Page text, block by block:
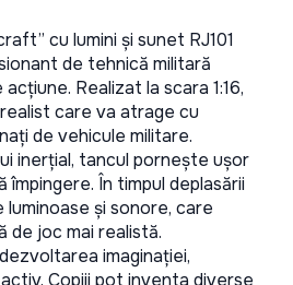
cu lumini și sunet RJ101
de tehnică militară
Realizat la scara 1:16,
care va atrage cu
de vehicule militare.
inerțial, tancul pornește ușor
În timpul deplasării
și sonore, care
de joc mai realistă.
imaginației,